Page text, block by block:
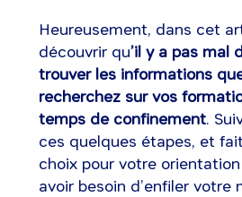
Heureusement, dans cet
découvrir qu’il y a pas mal
trouver les informations
recherchez sur vos
temps de confinement.
ces quelques étapes, et
choix pour votre
avoir besoin d’enfiler votre